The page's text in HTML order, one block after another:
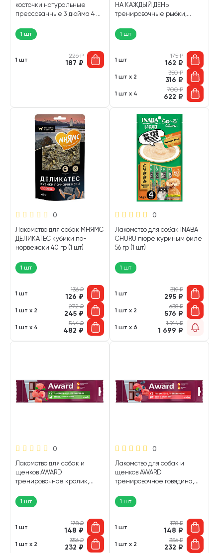
косточки натуральные
прессованные 3 дюйма 4 шт
1 шт
1 шт
226₽
187 ₽
НА КАЖДЫЙ ДЕНЬ
тренировочные рыбки,
1 шт
1 шт
175₽
162 ₽
1 шт х 2
350₽
316 ₽
1 шт х 4
700₽
622 ₽
0
Лакомство для собак МНЯМС
ДЕЛИКАТЕС кубики по-
норвежски 40 гр (1 шт)
1 шт
1 шт
136₽
126 ₽
1 шт х 2
272₽
245 ₽
1 шт х 4
544₽
482 ₽
0
Лакомство для собак INABA
CHURU пюре куриным филе
56 гр (1 шт)
1 шт
1 шт
319₽
295 ₽
1 шт х 2
638₽
576 ₽
1 шт х 6
1 914₽
1 699 ₽
0
Лакомство для собак и
щенков AWARD
тренировочное кролик,
1 шт
1 шт
178₽
148 ₽
1 шт х 2
356₽
232 ₽
0
Лакомство для собак и
щенков AWARD
тренировочное говядина,
1 шт
1 шт
178₽
148 ₽
1 шт х 2
356₽
232 ₽